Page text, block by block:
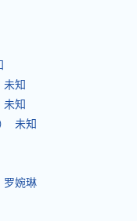
未知
未知
未知
罗婉琳